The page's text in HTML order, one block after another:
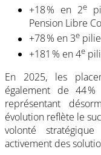
+18 % en 2e
Pension Libre
+78 % en 3e
+181 % en 4e
En 2025, les
également de 44
représentant
évolution reflète le
volonté
activement des